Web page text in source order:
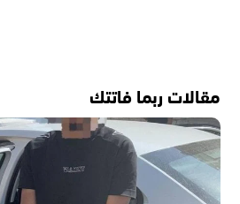
مقالات ربما فاتتك